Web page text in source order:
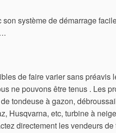
système de démarrage
de faire varier sans préavis
ne pouvons être tenus . Les
tondeuse à gazon,
Husqvarna, etc, turbine à
directement les vendeurs